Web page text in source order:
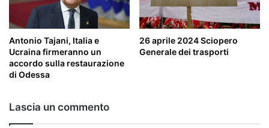
Antonio Tajani, Italia e
Ucraina firmeranno un
accordo sulla restaurazione
di Odessa
26 aprile 2024 Sciopero
Generale dei trasporti
Lascia un commento